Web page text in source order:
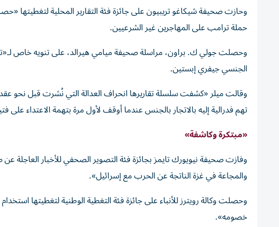
وحازت صحيفة شيكاغو تريبيون على جائزة فئة التقارير المحلية لتغطيتها
حملة ترامب على المهاجرين غير الشرعيين.
الجنسي جيفري إبستين.
وقالت ميلر «كشفت سلسلة تقاريرها انحراف العدالة التي نُشرت قبل نحو
تهم فدرالية إليه بالاتجار بالجنس عندما أوقف لأول مرة بتهمة الاعتداء على
«مبتكرة وكاشفة»
وفازت صحيفة نيويورك تايمز بجائزة فئة التصوير الصحفي للأخبار العاجلة
والمجاعة في غزة الناتجة عن الحرب مع إسرائيل».
وحصلت وكالة رويترز للأنباء على جائزة فئة التغطية الوطنية لتغطيتها
خصومه».